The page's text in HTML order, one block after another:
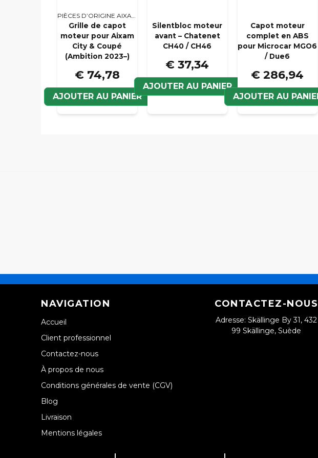
Grille de capot
moteur pour Aixam
City & Coupé
(Ambition 2023–)
€ 74,78
AJOUTER AU PANIER
Silentbloc moteur
avant – Chatenet
CH40 / CH46
€ 37,34
AJOUTER AU PANIER
Capot moteur
complet en ABS
pour Microcar MGO6
/ Due6
€ 286,94
AJOUTER AU
NAVIGATION
Accueil
Client professionnel
Contactez-nous
À propos de nous
Conditions générales de vente (CGV)
Blog
Livraison
Mentions légales
CONTACTEZ-NOUS
Adresse: Skällinge By 31, 432
99 Skällinge, Suède